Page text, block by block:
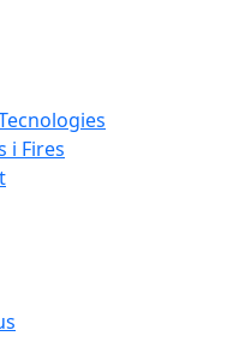
i Fires